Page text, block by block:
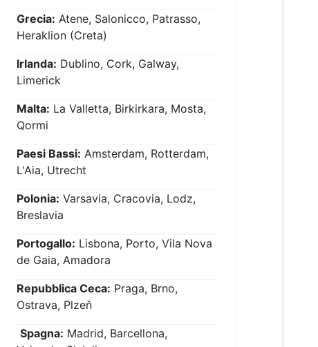
Grecia: Atene, Salonicco, Patrasso,
Heraklion (Creta)
Irlanda: Dublino, Cork, Galway,
Limerick
Malta: La Valletta, Birkirkara, Mosta,
Qormi
Paesi Bassi: Amsterdam, Rotterdam,
L'Aia, Utrecht
Polonia: Varsavia, Cracovia, Lodz,
Breslavia
Portogallo: Lisbona, Porto, Vila Nova
de Gaia, Amadora
Repubblica Ceca: Praga, Brno,
Ostrava, Plzeň
Spagna: Madrid, Barcellona,